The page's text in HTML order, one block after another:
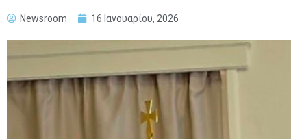
Newsroom 16 Ιανουαρίου, 2026